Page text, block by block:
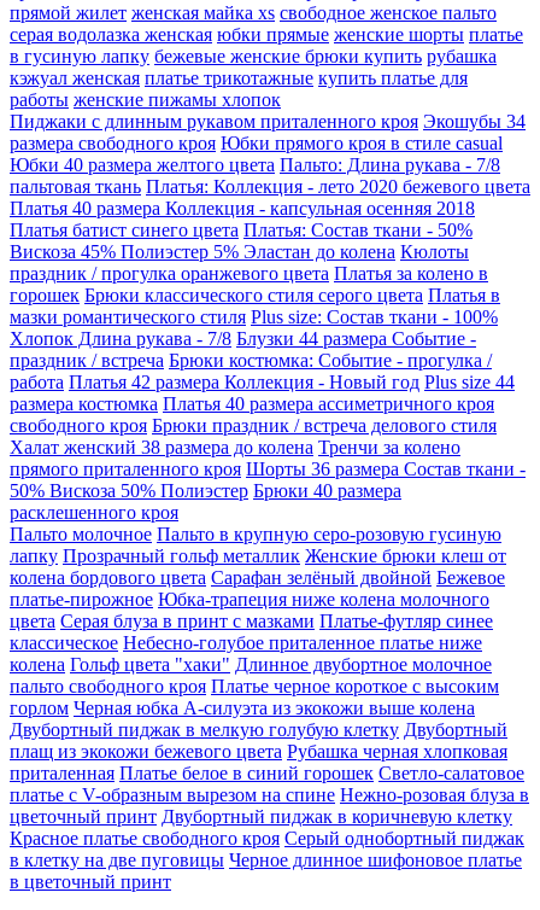
прямой жилет женская майка xs свободное женское пальто
серая водолазка женская юбки прямые женские шорты платье
в гусиную лапку бежевые женские брюки купить рубашка
кэжуал женская платье трикотажные купить платье для
работы женские пижамы хлопок
Пиджаки с длинным рукавом приталенного кроя Экошубы 34
размера свободного кроя Юбки прямого кроя в стиле casual
Юбки 40 размера желтого цвета Пальто: Длина рукава - 7/8
пальтовая ткань Платья: Коллекция - лето 2020 бежевого цвета
Платья 40 размера Коллекция - капсульная осенняя 2018
Платья батист синего цвета Платья: Состав ткани - 50%
Вискоза 45% Полиэстер 5% Эластан до колена Кюлоты
праздник / прогулка оранжевого цвета Платья за колено в
горошек Брюки классического стиля серого цвета Платья в
мазки романтического стиля Plus size: Состав ткани - 100%
Хлопок Длина рукава - 7/8 Блузки 44 размера Событие -
праздник / встреча Брюки костюмка: Событие - прогулка /
работа Платья 42 размера Коллекция - Новый год Plus size 44
размера костюмка Платья 40 размера ассиметричного кроя
свободного кроя Брюки праздник / встреча делового стиля
Халат женский 38 размера до колена Тренчи за колено
прямого приталенного кроя Шорты 36 размера Состав ткани -
50% Вискоза 50% Полиэстер Брюки 40 размера
расклешенного кроя
Пальто молочное Пальто в крупную серо-розовую гусиную
лапку Прозрачный гольф металлик Женские брюки клеш от
колена бордового цвета Сарафан зелёный двойной Бежевое
платье-пирожное Юбка-трапеция ниже колена молочного
цвета Серая блуза в принт с мазками Платье-футляр синее
классическое Небесно-голубое приталенное платье ниже
колена Гольф цвета "хаки" Длинное двубортное молочное
пальто свободного кроя Платье черное короткое с высоким
горлом Черная юбка А-силуэта из экокожи выше колена
Двубортный пиджак в мелкую голубую клетку Двубортный
плащ из экокожи бежевого цвета Рубашка черная хлопковая
приталенная Платье белое в синий горошек Светло-салатовое
платье с V-образным вырезом на спине Нежно-розовая блуза в
цветочный принт Двубортный пиджак в коричневую клетку
Красное платье свободного кроя Серый однобортный пиджак
в клетку на две пуговицы Черное длинное шифоновое платье
в цветочный принт